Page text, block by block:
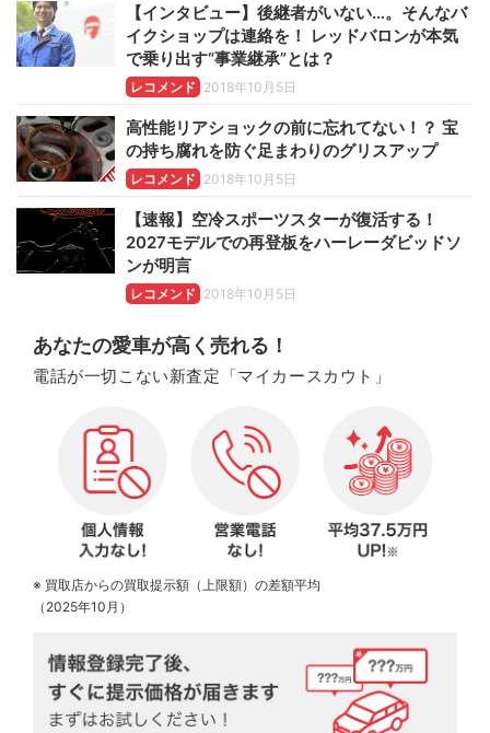
【インタビュー】後継者がいない…。そんなバ
イクショップは連絡を！ レッドバロンが本気
で乗り出す“事業継承”とは？
レコメンド 2018年10月5日
高性能リアショックの前に忘れてない！？ 宝
の持ち腐れを防ぐ足まわりのグリスアップ
レコメンド 2018年10月5日
【速報】空冷スポーツスターが復活する！
2027モデルでの再登板をハーレーダビッドソ
ンが明言
レコメンド 2018年10月5日
あなたの愛車が高く売れる！
電話が一切こない新査定「マイカースカウト」
※ 買取店からの買取提示額（上限額）の差額平均
（2025年10月）